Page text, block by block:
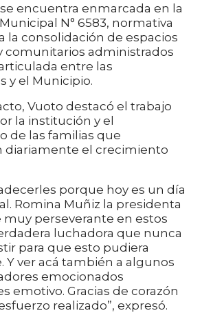
encuentra enmarcada en la
N° 6583, normativa
la consolidación de espacios
comunitarios administrados
entre las
y el Municipio.
Vuoto destacó el trabajo
la institución y el
de las familias que
diariamente el crecimiento
porque hoy es un día
Romina Muñiz la presidenta
perseverante en estos
luchadora que nunca
para que esto pudiera
Y ver acá también a algunos
emocionados
emotivo. Gracias de corazón
realizado”, expresó.